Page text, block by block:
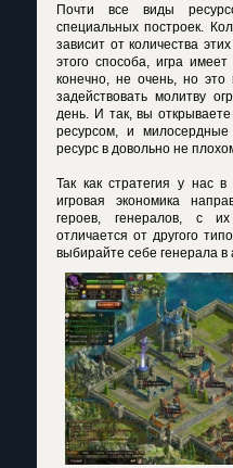
Почти все виды
специальных построек.
зависит от количества
этого способа, игра
конечно, не очень, но
задействовать молитву
день. И так, вы
ресурсом, и
ресурс в довольно не
Так как стратегия у нас
игровая экономика
героев, генералов, с
отличается от другого
выбирайте себе генерала в